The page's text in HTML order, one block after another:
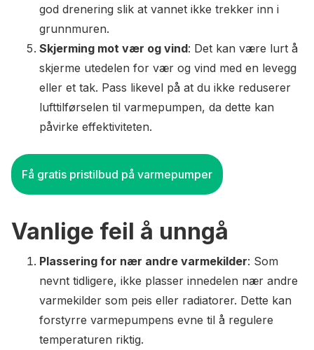
god drenering slik at vannet ikke trekker inn i
grunnmuren.
Skjerming mot vær og vind: Det kan være lurt å
skjerme utedelen for vær og vind med en levegg
eller et tak. Pass likevel på at du ikke reduserer
lufttilførselen til varmepumpen, da dette kan
påvirke effektiviteten.
Få gratis pristilbud på varmepumper
Vanlige feil å unngå
Plassering for nær andre varmekilder: Som
nevnt tidligere, ikke plasser innedelen nær andre
varmekilder som peis eller radiatorer. Dette kan
forstyrre varmepumpens evne til å regulere
temperaturen riktig.